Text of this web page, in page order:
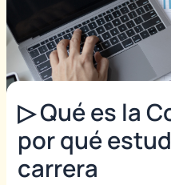
▷ Qué es la
por qué
carrera